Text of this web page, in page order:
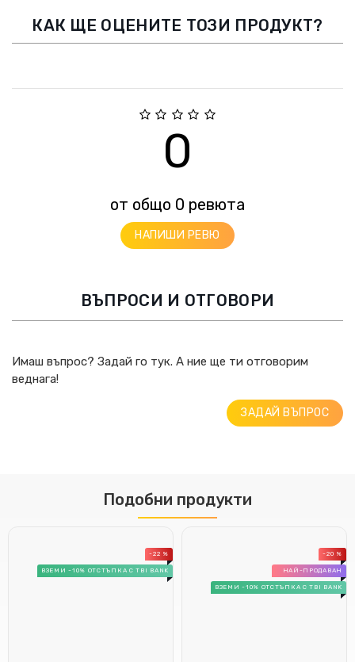
КАК ЩЕ ОЦЕНИТЕ ТОЗИ ПРОДУКТ?
0
от общо 0 ревюта
НАПИШИ РЕВЮ
ВЪПРОСИ И ОТГОВОРИ
Имаш въпрос? Задай го тук. А ние ще ти отговорим
веднага!
ЗАДАЙ ВЪПРОС
Подобни продукти
ВЗЕМИ -10% ОТСТЪПКА С TBI BANK
-22 %
НАЙ-ПРОДАВАН
ВЗЕМИ -10% ОТСТЪПКА С TBI BANK
-20 %